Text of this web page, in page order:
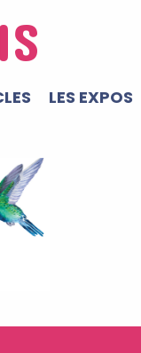
LES EXPOS